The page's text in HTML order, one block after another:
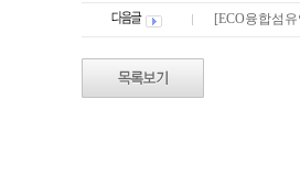
[ECO융합섬